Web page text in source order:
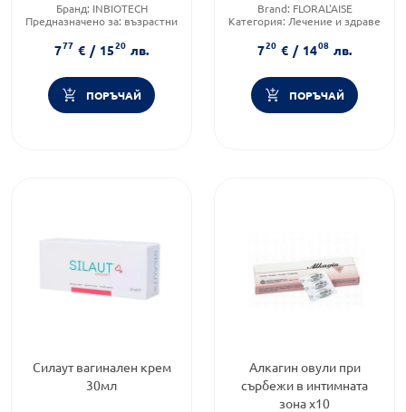
Бранд: INBIOTECH
Предназначено за: възрастни
777 € / 1520 лв.
ПОРЪЧАЙ
Brand: FLORAL'AISE
Категория: Лечение и здраве
720 € / 1408 лв.
ПОРЪЧАЙ
Силаут вагинален крем
30мл
Алкагин овули при
сърбежи в интимната
зона х10